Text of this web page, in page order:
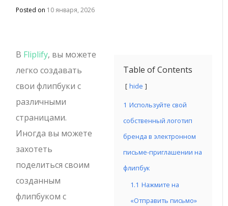
Posted on 10 января, 2026
Table of Contents
hide
1 Используйте свой
собственный логотип
бренда в электронном
письме-приглашении на
флипбук
1.1 Нажмите на
«Отправить письмо»
В Fliplify, вы можете
легко создавать
свои флипбуки с
различными
страницами.
Иногда вы можете
захотеть
поделиться своим
созданным
флипбуком с